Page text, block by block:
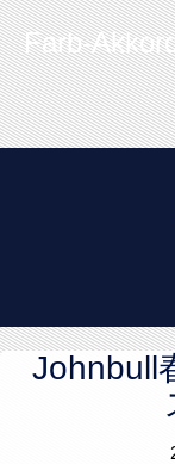
Skip to content
Farb-
Johnbull